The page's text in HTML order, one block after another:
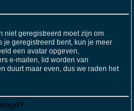
niet geregistreerd moet zijn om
je geregistreerd bent, kun je meer
een avatar opgeven,
e-mailen, lid worden van
duurt maar even, dus we raden het